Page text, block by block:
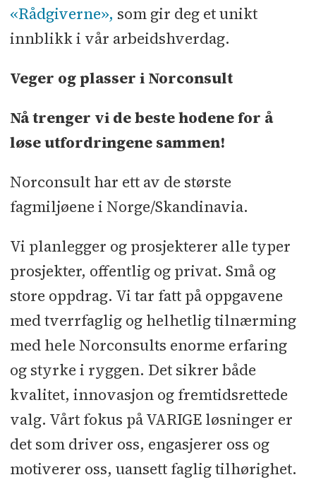
«Rådgiverne», som gir deg et unikt
innblikk i vår arbeidshverdag.
Veger og plasser i Norconsult
Nå trenger vi de beste hodene for å
løse utfordringene sammen!
Norconsult har ett av de største
fagmiljøene i Norge/Skandinavia.
Vi planlegger og prosjekterer alle typer
prosjekter, offentlig og privat. Små og
store oppdrag. Vi tar fatt på oppgavene
med tverrfaglig og helhetlig tilnærming
med hele Norconsults enorme erfaring
og styrke i ryggen. Det sikrer både
kvalitet, innovasjon og fremtidsrettede
valg. Vårt fokus på VARIGE løsninger er
det som driver oss, engasjerer oss og
motiverer oss, uansett faglig tilhørighet.